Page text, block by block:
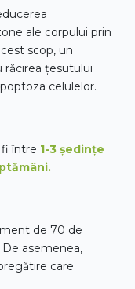
ale corpului prin
scop, un
răcirea țesutului
celulelor.
între 1-3 ședințe
de 70 de
asemenea,
care